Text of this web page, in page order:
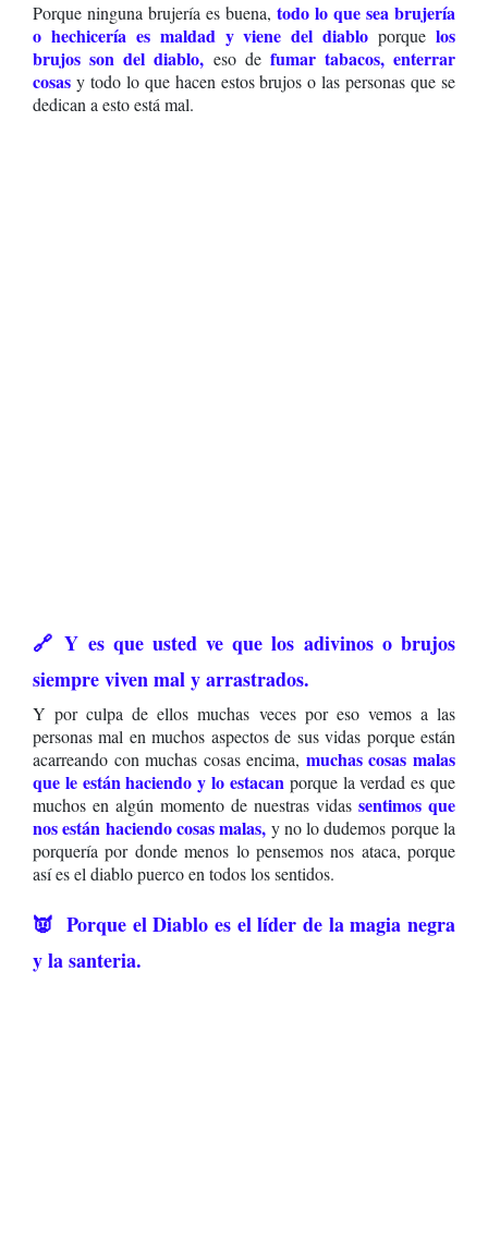
Porque ninguna brujería es buena, todo lo que sea brujería
o hechicería es maldad y viene del diablo porque los
brujos son del diablo, eso de fumar tabacos, enterrar
cosas y todo lo que hacen estos brujos o las personas que se
dedican a esto está mal.
🔗 Y es que usted ve que los adivinos o brujos
siempre viven mal y arrastrados.
Y por culpa de ellos muchas veces por eso vemos a las
personas mal en muchos aspectos de sus vidas porque están
acarreando con muchas cosas encima, muchas cosas malas
que le están haciendo y lo estacan porque la verdad es que
muchos en algún momento de nuestras vidas sentimos que
nos están haciendo cosas malas, y no lo dudemos porque la
porquería por donde menos lo pensemos nos ataca, porque
así es el diablo puerco en todos los sentidos.
👿 Porque el Diablo es el líder de la magia negra
y la santeria.